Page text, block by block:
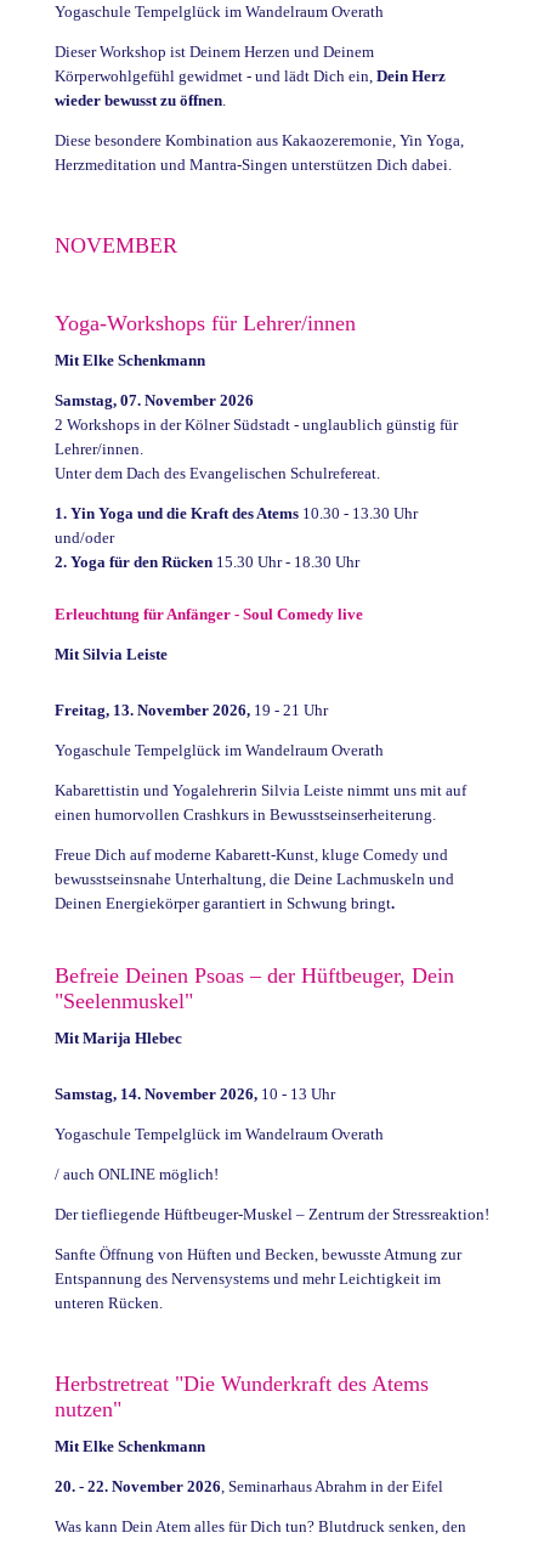
Yogaschule Tempelglück im Wandelraum Overath
Dieser Workshop ist Deinem Herzen und Deinem
Körperwohlgefühl gewidmet - und lädt Dich ein, Dein Herz
wieder bewusst zu öffnen.
Diese besondere Kombination aus Kakaozeremonie, Yin Yoga,
Herzmeditation und Mantra-Singen unterstützen Dich dabei.
NOVEMBER
Yoga-Workshops für Lehrer/innen
Mit Elke Schenkmann
Samstag, 07. November 2026
2 Workshops in der Kölner Südstadt - unglaublich günstig für
Lehrer/innen.
Unter dem Dach des Evangelischen Schulrefereat.
1. Yin Yoga und die Kraft des Atems 10.30 - 13.30 Uhr
und/oder
2. Yoga für den Rücken 15.30 Uhr - 18.30 Uhr
Erleuchtung für Anfänger - Soul Comedy live
Mit Silvia Leiste
Freitag, 13. November 2026,19 - 21 Uhr
Yogaschule Tempelglück im Wandelraum Overath
Kabarettistin und Yogalehrerin Silvia Leiste nimmt uns mit auf
einen humorvollen Crashkurs in Bewusstseinserheiterung.
Freue Dich auf moderne Kabarett-Kunst, kluge Comedy und
bewusstseinsnahe Unterhaltung, die Deine Lachmuskeln und
Deinen Energiekörper garantiert in Schwung bringt.
Befreie Deinen Psoas – der Hüftbeuger, Dein
"Seelenmuskel"
Mit Marija Hlebec
Samstag, 14. November 2026,10 - 13 Uhr
Yogaschule Tempelglück im Wandelraum Overath
/ auch ONLINE möglich!
Der tiefliegende Hüftbeuger-Muskel – Zentrum der Stressreaktion!
Sanfte Öffnung von Hüften und Becken, bewusste Atmung zur
Entspannung des Nervensystems und mehr Leichtigkeit im
unteren Rücken.
Herbstretreat "Die Wunderkraft des Atems
nutzen"
Mit Elke Schenkmann
20. - 22. November 2026 , Seminarhaus Abrahm in der Eifel
Was kann Dein Atem alles für Dich tun? Blutdruck senken, den